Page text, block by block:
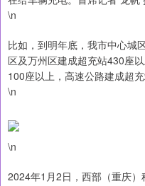
\n
比如，到明年底，我市中心城
区及万州区建成超充站430座
100座以上，高速公路建成超充
\n
\n
2024年1月2日，西部（重庆）